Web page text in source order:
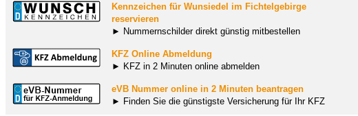
Kennzeichen für Wunsiedel im Fichtelgebirge
reservieren
► Nummernschilder direkt günstig mitbestellen
KFZ Online Abmeldung
► KFZ in 2 Minuten online abmelden
eVB Nummer online in 2 Minuten beantragen
► Finden Sie die günstigste Versicherung für Ihr KFZ